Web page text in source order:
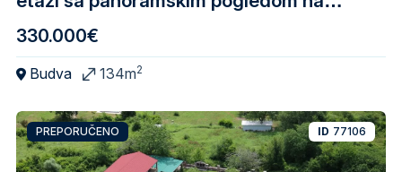
330.000€
Budva 134m2
PREPORUČENO ID 77106